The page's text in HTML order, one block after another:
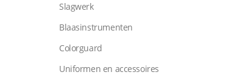
Slagwerk
Blaasinstrumenten
Colorguard
Uniformen en accessoires